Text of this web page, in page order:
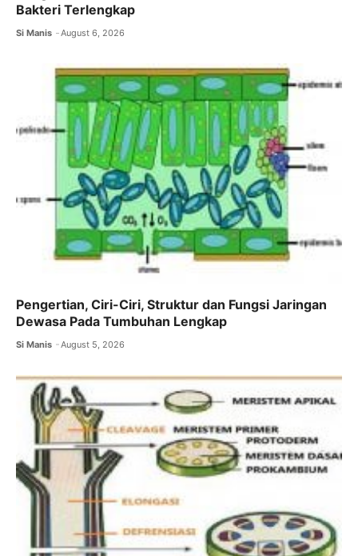
Bakteri Terlengkap
Si Manis August 6, 2026
Pengertian, Ciri-Ciri, Struktur dan Fungsi Jaringan
Dewasa Pada Tumbuhan Lengkap
Si Manis August 5, 2026